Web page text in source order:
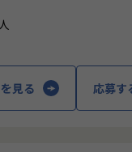
】
ます。いわゆる技術者
場所に関わらない事業支
研究開発などを行って
見る 応募す